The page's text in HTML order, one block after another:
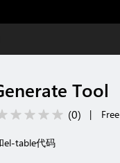
Tool
(0) | Free
el-table代码